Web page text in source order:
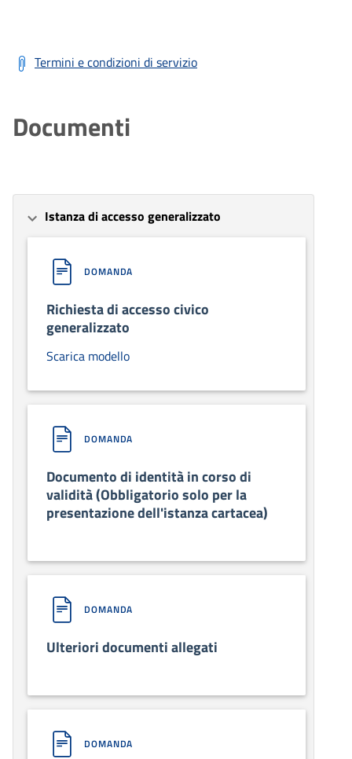
Termini e condizioni di servizio
Documenti
Istanza di accesso generalizzato
DOMANDA
Richiesta di accesso civico
generalizzato
Scarica modello
DOMANDA
Documento di identità in corso di
validità (Obbligatorio solo per la
presentazione dell'istanza cartacea)
DOMANDA
Ulteriori documenti allegati
DOMANDA